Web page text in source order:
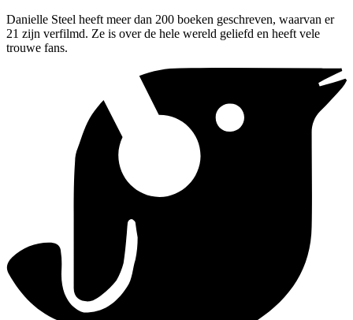
Danielle Steel heeft meer dan 200 boeken geschreven, waarvan er
21 zijn verfilmd. Ze is over de hele wereld geliefd en heeft vele
trouwe fans.